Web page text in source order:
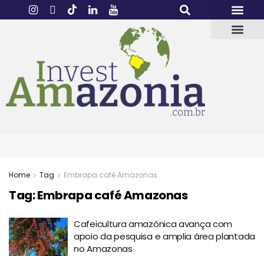
Home Tag Embrapa café Amazonas
Tag:Embrapa café Amazonas
Cafeicultura amazônica avança com
apoio da pesquisa e amplia área plantada
no Amazonas